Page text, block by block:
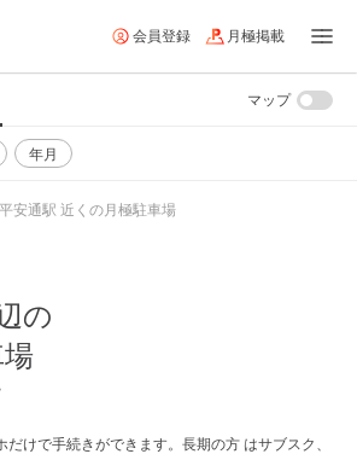
会員登録 月極掲載
年月
マップ
平安通駅 近くの月極駐車場
の
だけで手続きができます。長期の方 はサブスク、